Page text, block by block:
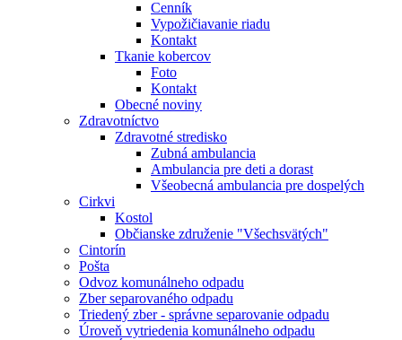
Cenník
Vypožičiavanie riadu
Kontakt
Tkanie kobercov
Foto
Kontakt
Obecné noviny
Zdravotníctvo
Zdravotné stredisko
Zubná ambulancia
Ambulancia pre deti a dorast
Všeobecná ambulancia pre dospelých
Cirkvi
Kostol
Občianske združenie "Všechsvätých"
Cintorín
Pošta
Odvoz komunálneho odpadu
Zber separovaného odpadu
Triedený zber - správne separovanie odpadu
Úroveň vytriedenia komunálneho odpadu